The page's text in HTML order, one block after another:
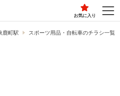
お気に入り
鹿町駅 スポーツ用品・自転車のチラシ一覧